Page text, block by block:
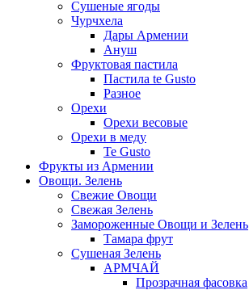
Сушеные ягоды
Чурчхела
Дары Армении
Ануш
Фруктовая пастила
Пастила te Gusto
Разное
Орехи
Орехи весовые
Орехи в меду
Te Gusto
Фрукты из Армении
Овощи. Зелень
Свежие Овощи
Свежая Зелень
Замороженные Овощи и Зелень
Тамара фрут
Сушеная Зелень
АРМЧАЙ
Прозрачная фасовка